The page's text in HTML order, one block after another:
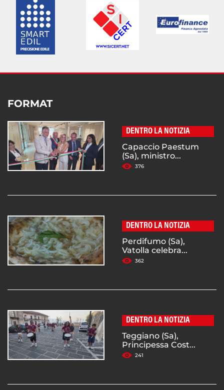
FORMAT
DENTRO LA NOTIZIA
Capaccio Paestum
(Sa), ministro...
376
DENTRO LA NOTIZIA
Perdifumo (Sa),
Vatolla celebra...
362
DENTRO LA NOTIZIA
Teggiano (Sa),
Principessa Cost...
241